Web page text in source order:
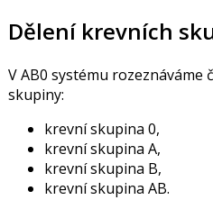
Dělení krevních
V AB0 systému rozeznáváme
skupiny:
krevní skupina 0,
krevní skupina A,
krevní skupina B,
krevní skupina AB.